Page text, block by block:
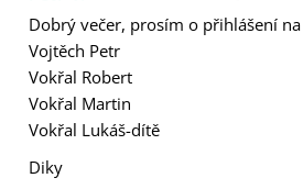
Dobrý večer, prosím o přihlášení na
Vojtěch Petr
Vokřal Robert
Vokřal Martin
Vokřal Lukáš-dítě
Diky